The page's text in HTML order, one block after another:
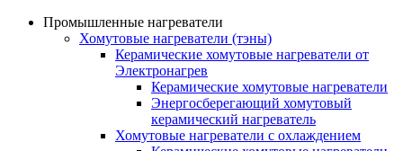
Промышленные нагреватели
Хомутовые нагреватели (тэны)
Керамические хомутовые нагреватели от
Электронагрев
Керамические хомутовые нагреватели
Энергосберегающий хомутовый
керамический нагреватель
Хомутовые нагреватели с охлаждением